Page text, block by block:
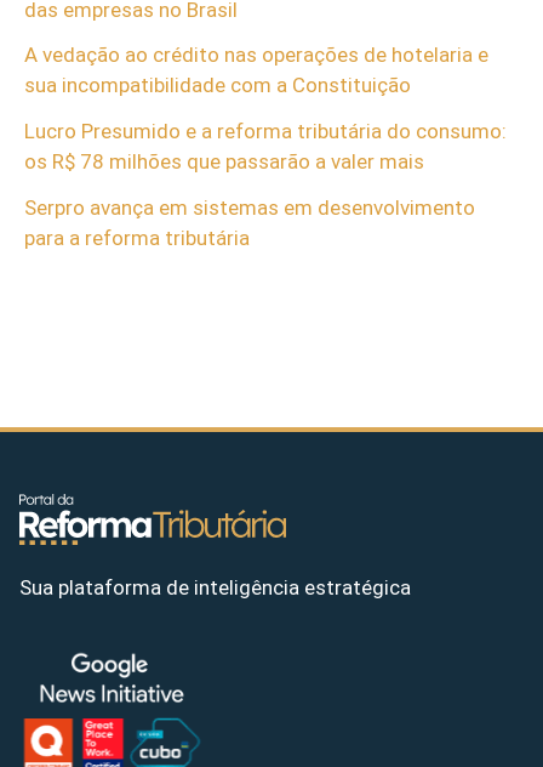
das empresas no Brasil
A vedação ao crédito nas operações de hotelaria e
sua incompatibilidade com a Constituição
Lucro Presumido e a reforma tributária do consumo:
os R$ 78 milhões que passarão a valer mais
Serpro avança em sistemas em desenvolvimento
para a reforma tributária
Sua plataforma de inteligência estratégica